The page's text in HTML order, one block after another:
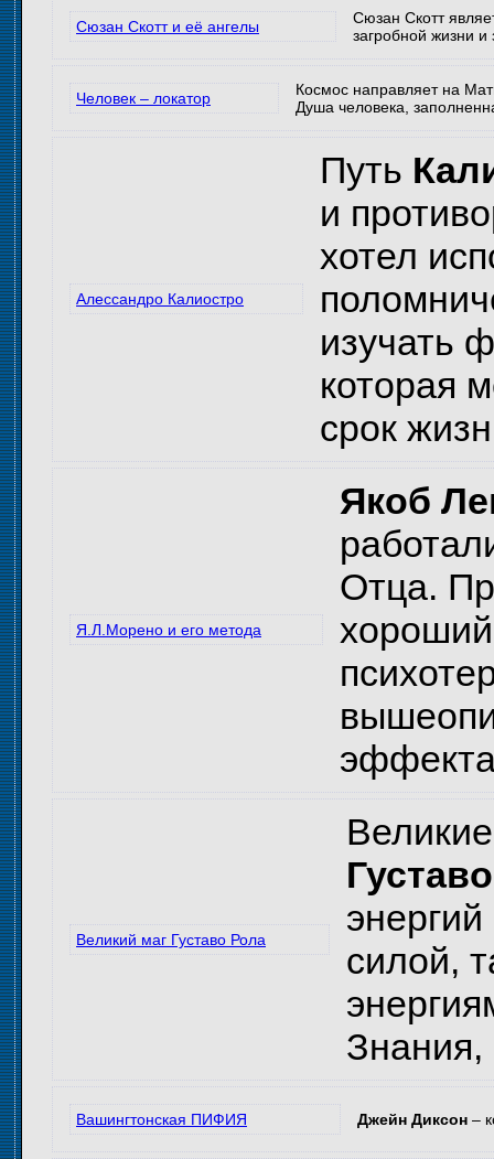
Сюзан Скотт и её ангелы
Сюзан Скотт
загробной жизни
Человек – локатор
Космос направляет на
Душа человека,
Алессандро Калиостро
Путь
и
хотел
изучать
которая
срок
Я.Л.Морено и его метода
Якоб
Отца.
хороший
Великий маг Густаво Рола
силой,
Знания,
Вашингтонская ПИФИЯ Джейн Диксон –